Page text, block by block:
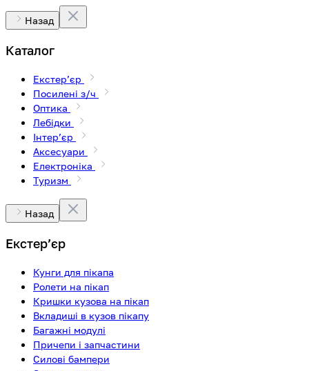
Назад
Каталог
Екстерʼєр
Посилені з/ч
Оптика
Лебідки
Інтерʼєр
Аксесуари
Електроніка
Туризм
Назад
Екстерʼєр
Кунги для пікапа
Ролети на пікап
Кришки кузова на пікап
Вкладиші в кузов пікапу
Багажні модулі
Причепи і запчастини
Силові бампери